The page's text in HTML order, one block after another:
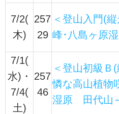
7/2(
木)
257
29
＜登山入門(
峰･八島ヶ原湿
7/1(
水)・
7/4(
土)
257
46
＜登山初級Ｂ
憐な高山植物
湿原 田代山